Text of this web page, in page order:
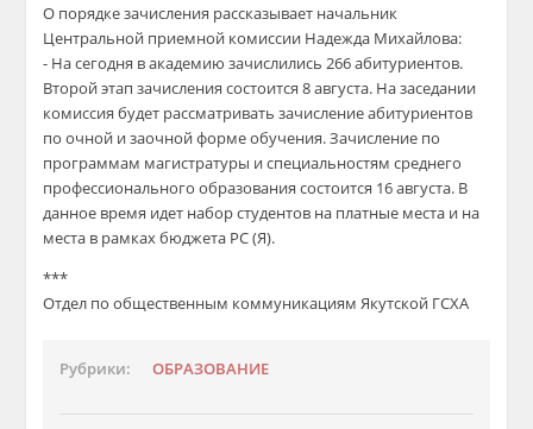
​О порядке зачисления рассказывает начальник
Центральной приемной комиссии Надежда Михайлова:
​- На сегодня в академию зачислились 266 абитуриентов.
Второй этап зачисления состоится 8 августа. На заседании
комиссия будет рассматривать зачисление абитуриентов
по очной и заочной форме обучения. Зачисление по
программам магистратуры и специальностям среднего
профессионального образования состоится 16 августа. В
данное время идет набор студентов на платные места и на
места в рамках бюджета РС (Я).
***
Отдел по общественным коммуникациям Якутской ГСХА
Рубрики: ОБРАЗОВАНИЕ